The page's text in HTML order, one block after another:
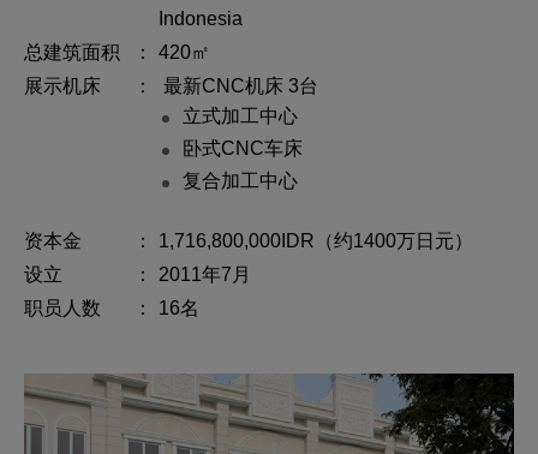
Indonesia
总建筑面积
420㎡
展示机床
最新CNC机床 3台
立式加工中心
卧式CNC车床
复合加工中心
资本金
1,716,800,000IDR（约1400万日元）
设立
2011年7月
职员人数
16名